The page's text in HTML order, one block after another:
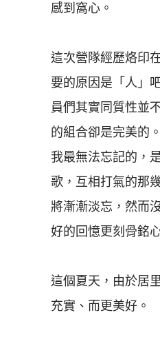
感到窩心。
這次營隊經歷烙印
要的原因是「人」
員們其實同質性並
的組合卻是完美的
我最無法忘記的，
歌，互相打氣的那
將漸漸淡忘，然而
好的回憶更刻骨銘
這個夏天，由於居
充實、而更美好。